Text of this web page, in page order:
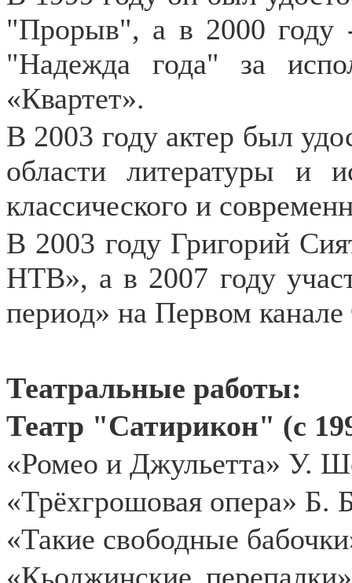
"Прорыв", а в 2000
"Надежда года" за
«Квартет».
В 2003 году актер был
области литературы и
классического и
В 2003 году Григорий
НТВ», а в 2007 году
период» на Первом канале
Театральные работы:
Театр "Сатирикон" (с
«Ромео и Джульетта» У.
«Трёхгрошовая опера» Б.
«Такие свободные